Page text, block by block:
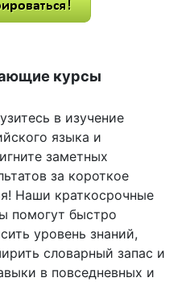
курсы
в изучение
языка и
заметных
за короткое
Наши краткосрочные
помогут быстро
уровень знаний,
словарный запас и
в повседневных и